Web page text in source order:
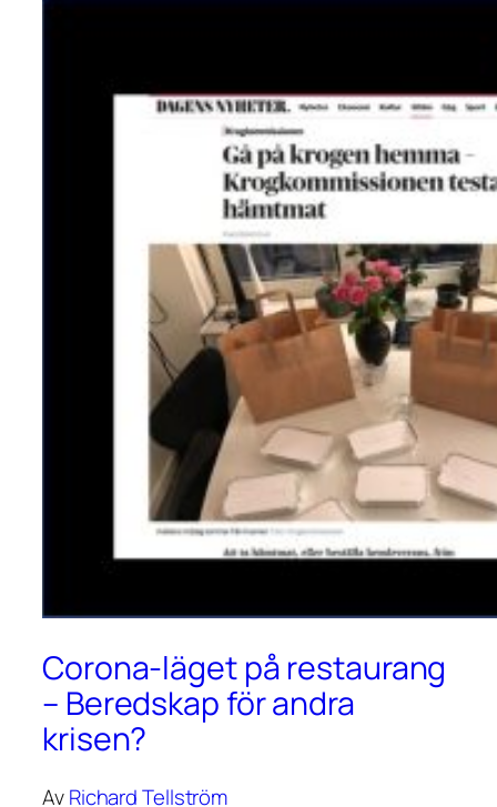
Corona-läget på restaurang
– Beredskap för andra
krisen?
AvRichard Tellström